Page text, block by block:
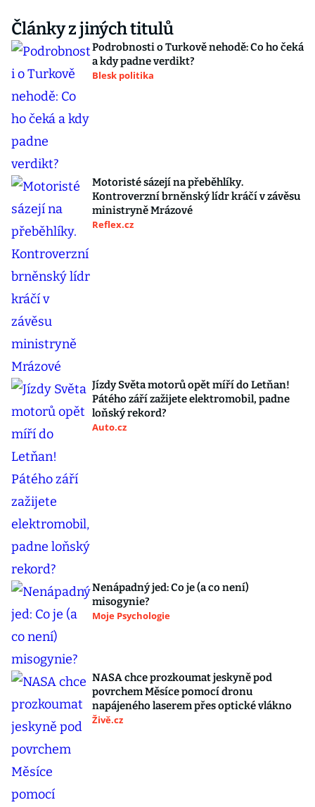
Články z jiných titulů
Podrobnosti o Turkově nehodě: Co ho čeká
a kdy padne verdikt?
Blesk politika
Motoristé sázejí na přeběhlíky.
Kontroverzní brněnský lídr kráčí v závěsu
ministryně Mrázové
Reflex.cz
Jízdy Světa motorů opět míří do Letňan!
Pátého září zažijete elektromobil, padne
loňský rekord?
Auto.cz
Nenápadný jed: Co je (a co není)
misogynie?
Moje Psychologie
NASA chce prozkoumat jeskyně pod
povrchem Měsíce pomocí dronu
napájeného laserem přes optické vlákno
Živě.cz